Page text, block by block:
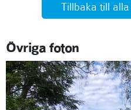
Tillbaka till
Övriga foton